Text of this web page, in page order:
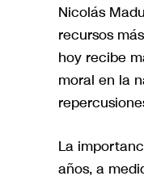
Nicolás
recursos
hoy recibe
moral en la
La
años, a